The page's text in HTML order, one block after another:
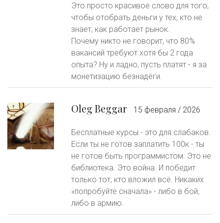
Это просто красивое слово для того,
чтобы отобрать деньги у тех, кто не
знает, как работает рынок.
Почему никто не говорит, что 80%
вакансий требуют хотя бы 2 года
опыта? Ну и ладно, пусть платят - я за
монетизацию безнадёги.
Oleg Beggar 15 февраля / 2026
Бесплатные курсы - это для слабаков.
Если ты не готов заплатить 100к - ты
не готов быть программистом. Это не
библиотека. Это война. И победит
только тот, кто вложил всё. Никаких
«попробуйте сначала» - либо в бой,
либо в армию.